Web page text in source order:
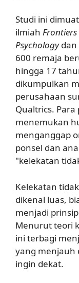
Studi ini
ilmiah Frontiers
Psychologydan
600 remaja
hingga 17
dikumpulkan
perusahaan
Qualtrics. Para
menemukan
menganggap
ponsel dan
"kelekatan
Kelekatan
dikenal luas,
menjadi
Menurut teori
ini terbagi
yang menjauh
ingin dekat.